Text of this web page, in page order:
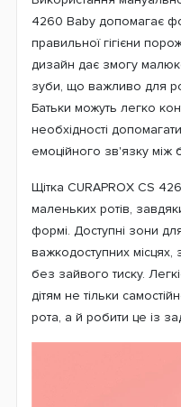
4260 Baby допомагає
правильної гігієни
дизайн дає змогу
зуби, що важливо для
Батьки можуть легко
необхідності
емоційного зв'язку між
Щітка CURAPROX CS
маленьких ротів,
формі. Доступні зони
важкодоступних
без зайвого тиску.
дітям не тільки
рота, а й робити це із